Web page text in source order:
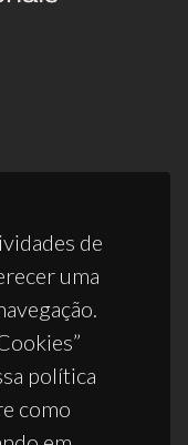
de
uma
política
como